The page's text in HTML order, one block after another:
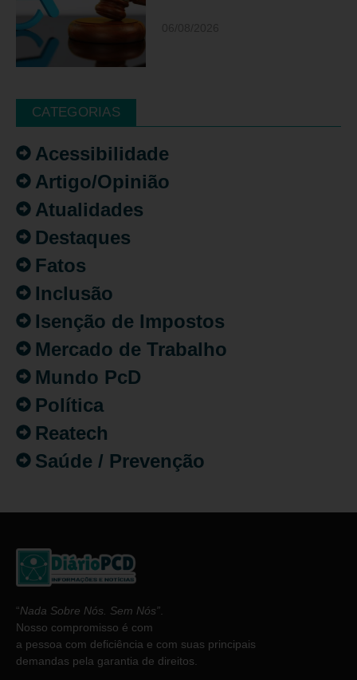
CATEGORIAS
Acessibilidade
Artigo/Opinião
Atualidades
Destaques
Fatos
Inclusão
Isenção de Impostos
Mercado de Trabalho
Mundo PcD
Política
Reatech
Saúde / Prevenção
“Nada Sobre Nós. Sem Nós”
Nosso compromisso é com
a pessoa com deficiência e com suas principais
demandas pela garantia de direitos.